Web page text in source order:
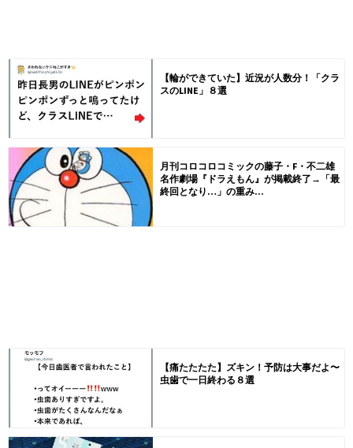
【輪ができていた】近況が人数分！「クラ
スのLINE」８選
月刊コロコロコミックの藤子・F・不二雄
名作劇場『ドラえもん』が掲載終了→「最
終回となり…」の重み...
【痛たたたた】ズキン！予防は大事だよ〜
虫歯で一日終わる８選